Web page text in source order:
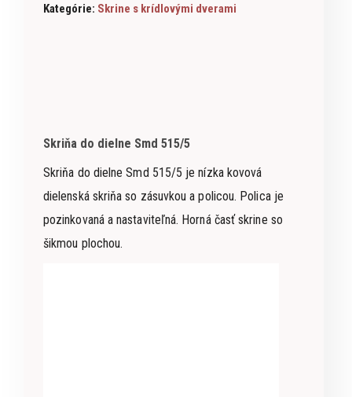
Kategórie: Skrine s krídlovými dverami
Skriňa do dielne Smd 515/5
Skriňa do dielne Smd 515/5 je nízka kovová
dielenská skriňa so zásuvkou a policou. Polica je
pozinkovaná a nastaviteľná. Horná časť skrine so
šikmou plochou.